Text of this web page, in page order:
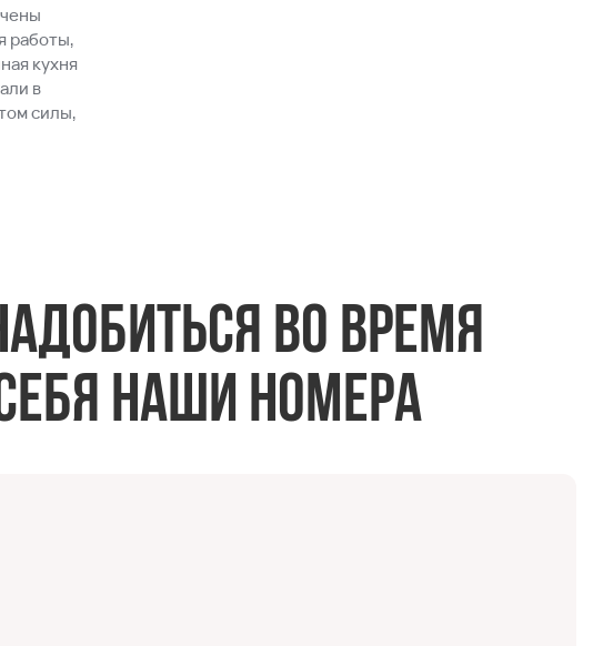
работы,
кухня
в
силы,
во время
наши номера